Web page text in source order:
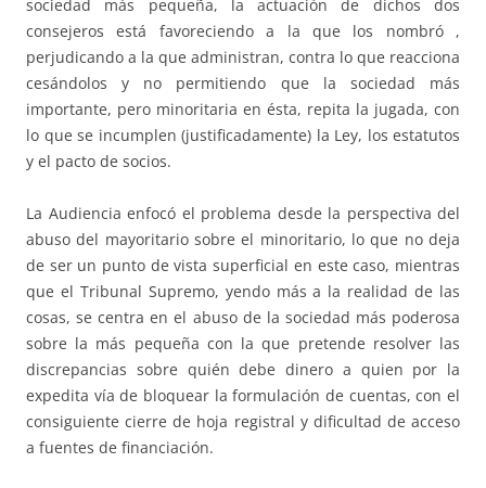
sociedad más pequeña, la actuación de dichos dos
consejeros está favoreciendo a la que los nombró ,
perjudicando a la que administran, contra lo que reacciona
cesándolos y no permitiendo que la sociedad más
importante, pero minoritaria en ésta, repita la jugada, con
lo que se incumplen (justificadamente) la Ley, los estatutos
y el pacto de socios.
La Audiencia enfocó el problema desde la perspectiva del
abuso del mayoritario sobre el minoritario, lo que no deja
de ser un punto de vista superficial en este caso, mientras
que el Tribunal Supremo, yendo más a la realidad de las
cosas, se centra en el abuso de la sociedad más poderosa
sobre la más pequeña con la que pretende resolver las
discrepancias sobre quién debe dinero a quien por la
expedita vía de bloquear la formulación de cuentas, con el
consiguiente cierre de hoja registral y dificultad de acceso
a fuentes de financiación.